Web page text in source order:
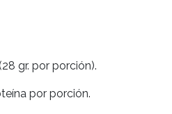
gr. por porción).
por porción.